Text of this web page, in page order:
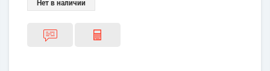
Нет в наличии